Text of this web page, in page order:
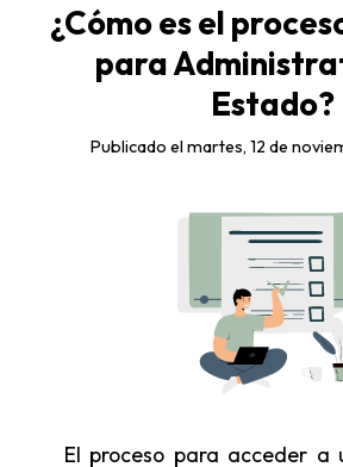
¿Cómo es el
para
Estado?
Publicado el martes, 12 de
El proceso para acceder a